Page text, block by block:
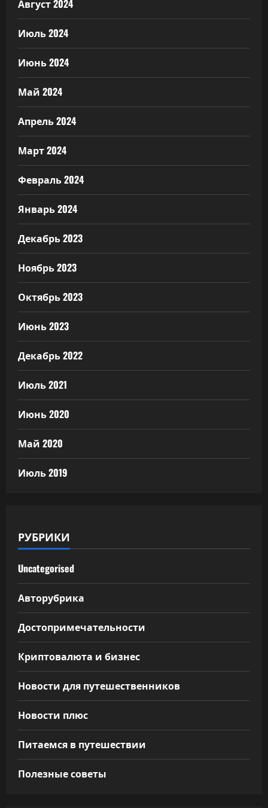
Август 2024
Июль 2024
Июнь 2024
Май 2024
Апрель 2024
Март 2024
Февраль 2024
Январь 2024
Декабрь 2023
Ноябрь 2023
Октябрь 2023
Июнь 2023
Декабрь 2022
Июль 2021
Июнь 2020
Май 2020
Июль 2019
РУБРИКИ
Uncategorised
Авторубрика
Достопримечательности
Криптовалюта и бизнес
Новости для путешественников
Новости плюс
Питаемся в путешествии
Полезные советы